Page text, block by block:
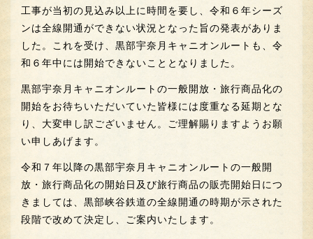
工事が当初の見込み以上に時間を要し、令和６年シーズ
ンは全線開通ができない状況となった旨の発表がありま
した。これを受け、黒部宇奈月キャニオンルートも、令
和６年中には開始できないこととなりました。
黒部宇奈月キャニオンルートの一般開放・旅行商品化の
開始をお待ちいただいていた皆様には度重なる延期とな
り、大変申し訳ございません。ご理解賜りますようお願
い申しあげます。
令和７年以降の黒部宇奈月キャニオンルートの一般開
放・旅行商品化の開始日及び旅行商品の販売開始日につ
きましては、黒部峡谷鉄道の全線開通の時期が示された
段階で改めて決定し、ご案内いたします。